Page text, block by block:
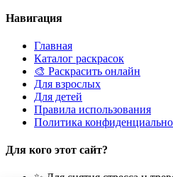
Навигация
Главная
Каталог раскрасок
🎨 Раскрасить онлайн
Для взрослых
Для детей
Правила использования
Политика
Для кого этот сайт?